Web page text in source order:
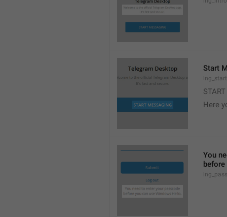
Start
Here
You